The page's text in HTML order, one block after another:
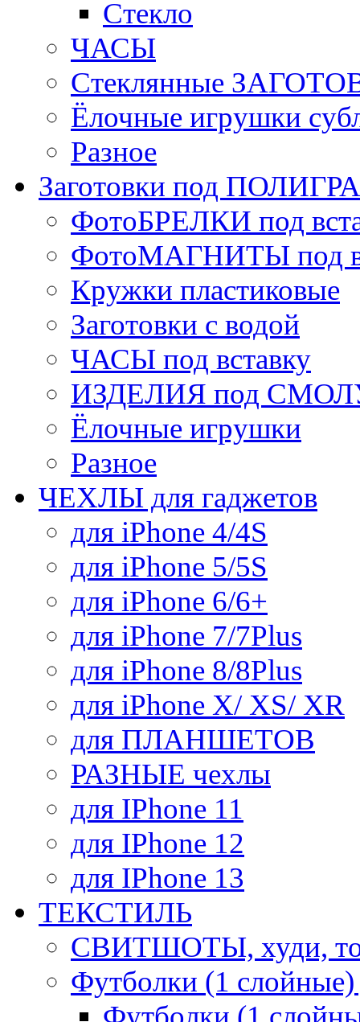
Стекло
ЧАСЫ
Стеклянные
Ёлочные игрушки
Разное
Заготовки под
ФотоБРЕЛКИ под
ФотоМАГНИТЫ под
Кружки пластиковые
Заготовки с водой
ЧАСЫ под вставку
ИЗДЕЛИЯ под
Ёлочные игрушки
Разное
ЧЕХЛЫ для гаджетов
для iPhone 4/4S
для iPhone 5/5S
для iPhone 6/6+
для iPhone 7/7Plus
для iPhone 8/8Plus
для iPhone X/ XS/ XR
для ПЛАНШЕТОВ
РАЗНЫЕ чехлы
для IPhone 11
для IPhone 12
для IPhone 13
ТЕКСТИЛЬ
СВИТШОТЫ, худи,
Футболки (1